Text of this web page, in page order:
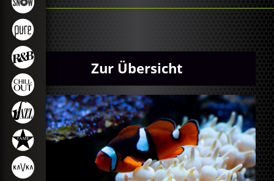
Zur Übersicht